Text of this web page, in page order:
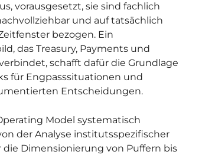
vorausgesetzt, sie sind fachlich
und auf tatsächlich
bezogen. Ein
das Treasury, Payments und
schafft dafür die Grundlage
für Engpasssituationen und
Entscheidungen.
Model systematisch
der Analyse institutsspezifischer
Dimensionierung von Puffern bis